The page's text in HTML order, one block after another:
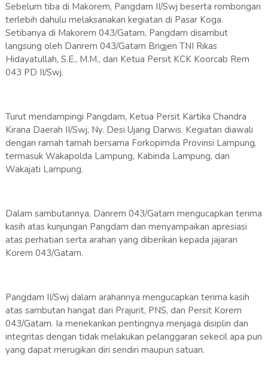
Sebelum tiba di Makorem, Pangdam II/Swj beserta rombongan
terlebih dahulu melaksanakan kegiatan di Pasar Koga.
Setibanya di Makorem 043/Gatam, Pangdam disambut
langsung oleh Danrem 043/Gatam Brigjen TNI Rikas
Hidayatullah, S.E., M.M., dan Ketua Persit KCK Koorcab Rem
043 PD II/Swj.
Turut mendampingi Pangdam, Ketua Persit Kartika Chandra
Kirana Daerah II/Swj, Ny. Desi Ujang Darwis. Kegiatan diawali
dengan ramah tamah bersama Forkopimda Provinsi Lampung,
termasuk Wakapolda Lampung, Kabinda Lampung, dan
Wakajati Lampung.
Dalam sambutannya, Danrem 043/Gatam mengucapkan terima
kasih atas kunjungan Pangdam dan menyampaikan apresiasi
atas perhatian serta arahan yang diberikan kepada jajaran
Korem 043/Gatam.
Pangdam II/Swj dalam arahannya mengucapkan terima kasih
atas sambutan hangat dari Prajurit, PNS, dan Persit Korem
043/Gatam. Ia menekankan pentingnya menjaga disiplin dan
integritas dengan tidak melakukan pelanggaran sekecil apa pun
yang dapat merugikan diri sendiri maupun satuan.